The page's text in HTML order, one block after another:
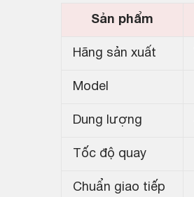
Sản phẩm
Hãng sản xuất
Model
Dung lượng
Tốc độ quay
Chuẩn giao tiếp